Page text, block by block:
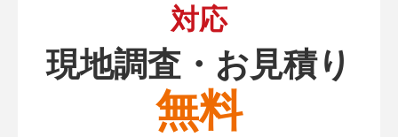
対応
現地調査・お見積り
無料